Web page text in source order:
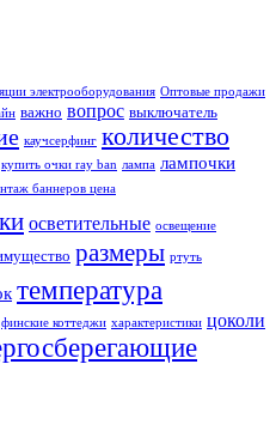
электрооборудования Оптовые продажи
важно вопрос выключатель
каучсерфинг количество
купить очки ray ban лампа лампочки
баннеров цена
осветительные освещение
размеры ртуть
температура
финские коттеджи характеристики цоколи